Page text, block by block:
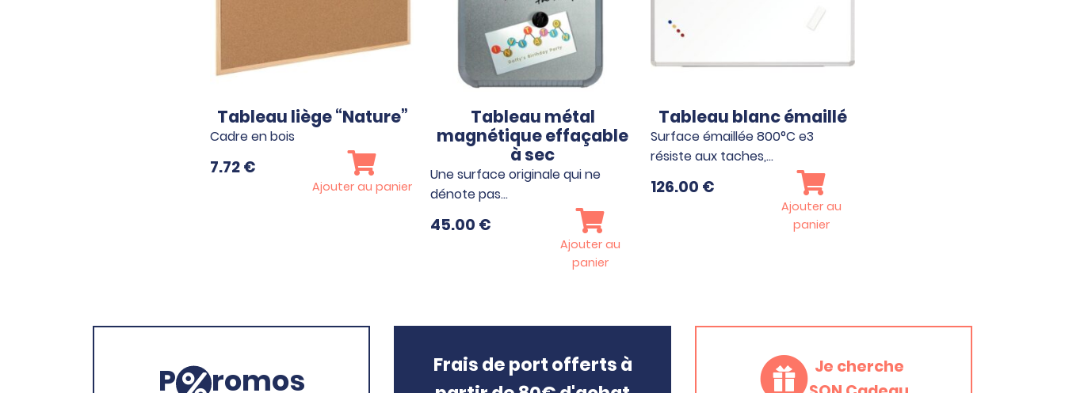
Tableau liège “Nature”
Cadre en bois
7.72€
Ajouter au panier
Tableau métal
magnétique effaçable
à sec
Une surface originale qui ne
dénote pas…
45.00 €
Ajouter au
panier
Tableau blanc émaillé
Surface émaillée 800°C e3
résiste aux taches,…
126.00 €
Ajouter au
panier
P romos
Frais de port offerts à
Je cherche